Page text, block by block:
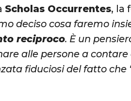
Scholas Occurrentes, la
deciso cosa faremo
reciproco. È un
alle persone a
fiduciosi del fatto che